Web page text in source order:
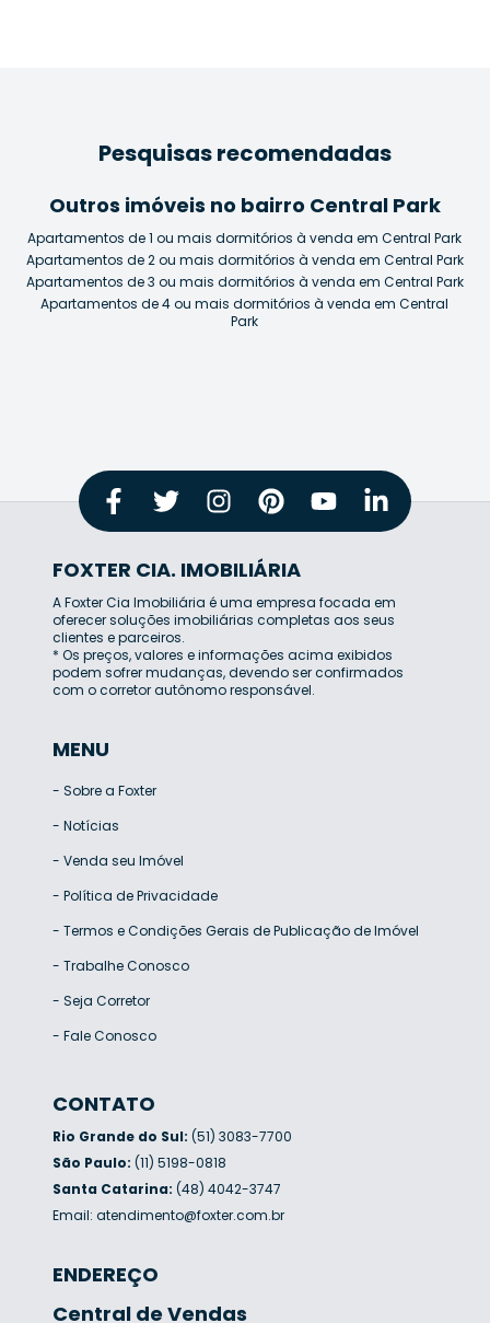
Pesquisas recomendadas
Outros imóveis no bairro Central Park
Apartamentos de 1 ou mais dormitórios à venda em Central Park
Apartamentos de 2 ou mais dormitórios à venda em Central Park
Apartamentos de 3 ou mais dormitórios à venda em Central Park
Apartamentos de 4 ou mais dormitórios à venda em Central
Park
FOXTER CIA. IMOBILIÁRIA
A Foxter Cia Imobiliária é uma empresa focada em
oferecer soluções imobiliárias completas aos seus
clientes e parceiros.
* Os preços, valores e informações acima exibidos
podem sofrer mudanças, devendo ser confirmados
com o corretor autônomo responsável.
MENU
- Sobre a Foxter
- Notícias
- Venda seu Imóvel
- Política de Privacidade
- Termos e Condições Gerais de Publicação de Imóvel
- Trabalhe Conosco
- Seja Corretor
- Fale Conosco
CONTATO
Rio Grande do Sul: (51) 3083-7700
São Paulo: (11) 5198-0818
Santa Catarina: (48) 4042-3747
Email: atendimento@foxter.com.br
ENDEREÇO
Central de Vendas